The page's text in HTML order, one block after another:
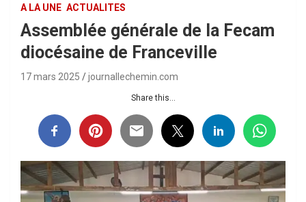
A LA UNE ACTUALITES
Assemblée générale de la Fecam
diocésaine de Franceville
17 mars 2025 journallechemin.com
Share this...